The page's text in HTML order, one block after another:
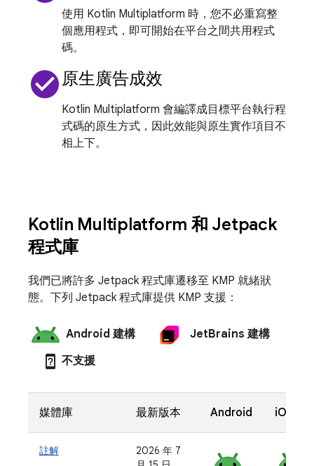
使用 Kotlin Multiplatform 時，您不必重寫整
個應用程式，即可開始在平台之間共用程式
碼。
check_circle 原生廣告成效
Kotlin Multiplatform 會編譯成目標平台執行程
式碼的原生方式，因此效能與原生實作項目不
相上下。
Kotlin Multiplatform 和 Jetpack
程式庫
我們已將許多 Jetpack 程式庫遷移至 KMP 就緒狀
態。下列 Jetpack 程式庫提供 KMP 支援：
Android 建構 JetBrains 建構
device_unknown 不支援
媒體庫 最新版本 Android iOS
註解
2026 年 7